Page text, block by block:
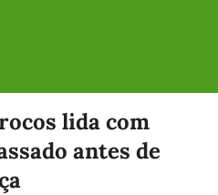
notícias lida com
antes de